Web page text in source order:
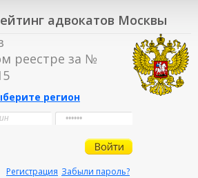
адвокатов Москвы
реестре за №
регион
Забыли пароль?
Регистрация